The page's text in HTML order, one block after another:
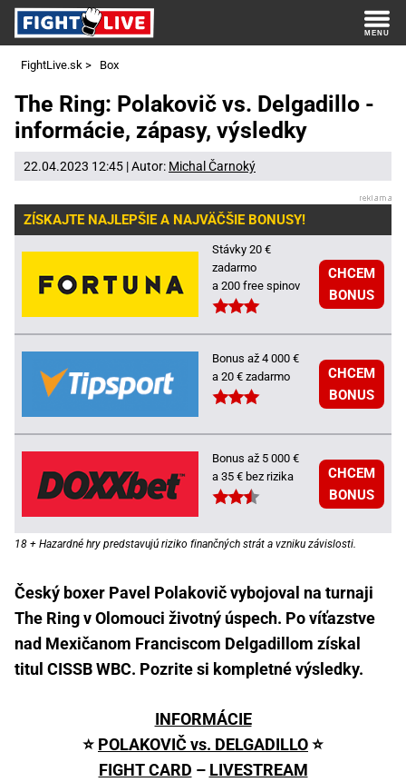
FightLive.sk > Box
The Ring: Polakovič vs. Delgadillo -
informácie, zápasy, výsledky
22.04.2023 12:45 | Autor: Michal Čarnoký
ZÍSKAJTE NAJLEPŠIE A NAJVÄČŠIE BONUSY!
Stávky 20 €
zadarmo
a 200 free spinov
CHCEM
BONUS
Bonus až 4 000 €
a 20 € zadarmo
CHCEM
BONUS
Bonus až 5 000 €
a 35 € bez rizika
CHCEM
BONUS
18 + Hazardné hry predstavujú riziko finančných strát a vzniku závislosti.
Český boxer Pavel Polakovič vybojoval na turnaji
The Ring v Olomouci životný úspech. Po víťazstve
nad Mexičanom Franciscom Delgadillom získal
titul CISSB WBC. Pozrite si kompletné výsledky.
INFORMÁCIE
⭐ POLAKOVIČ vs. DELGADILLO⭐
FIGHT CARD – LIVESTREAM